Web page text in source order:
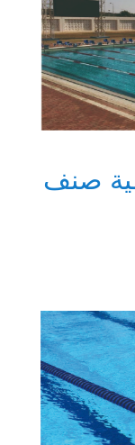
صنف